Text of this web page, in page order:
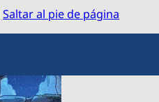
Saltar al pie de página